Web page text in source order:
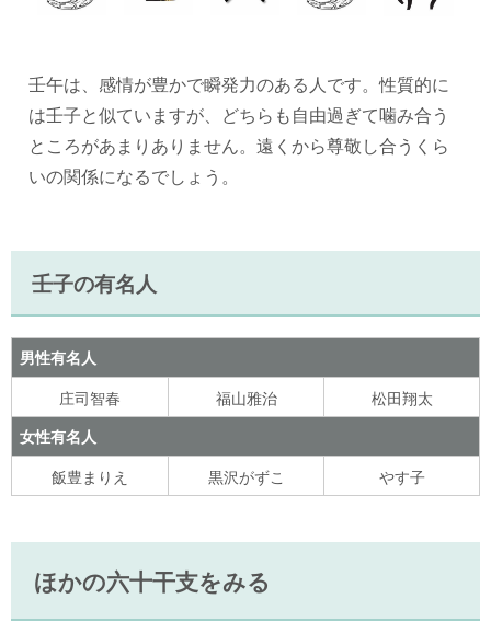
壬午は、感情が豊かで瞬発力のある人です。性質的に
は壬子と似ていますが、どちらも自由過ぎて噛み合う
ところがあまりありません。遠くから尊敬し合うくら
いの関係になるでしょう。
壬子の有名人
男性有名人
庄司智春 福山雅治 松田翔太
女性有名人
飯豊まりえ 黒沢がずこ やす子
ほかの六十干支をみる